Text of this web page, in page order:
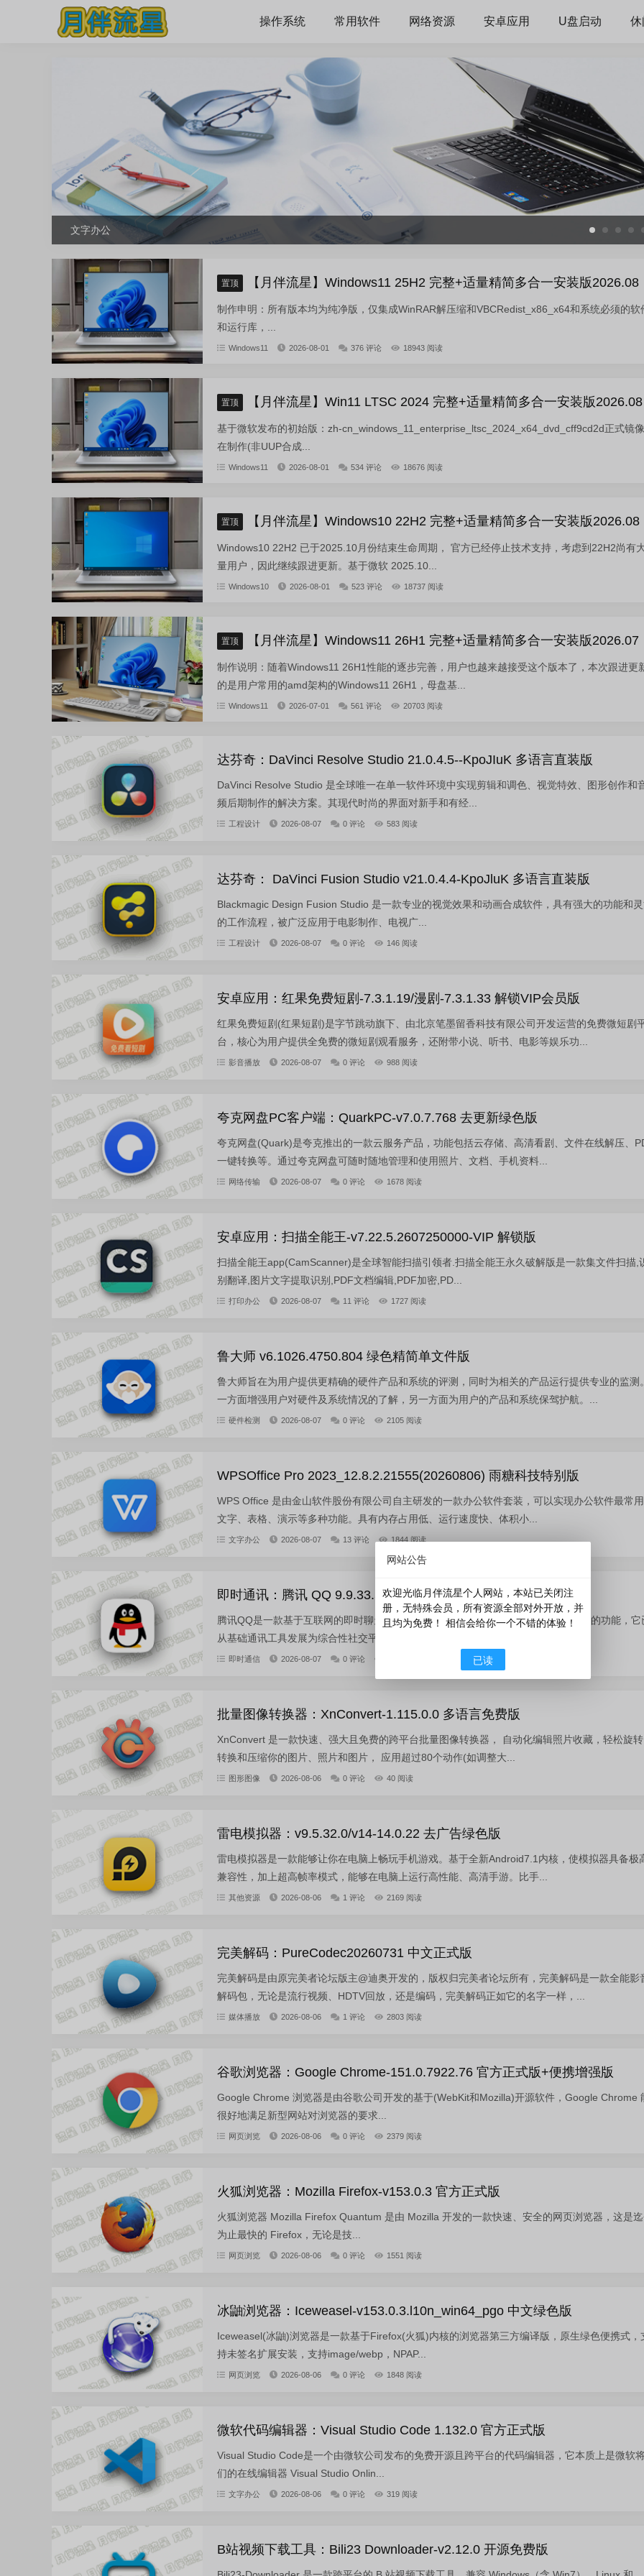
操作系统 常用软件 网络资源 安卓应用 U盘启动 休
文字办公
置顶 【月伴流星】Windows11 25H2 完整+适量精简多合一安装版2026.08
制作申明：所有版本均为纯净版，仅集成WinRAR解压缩和VBCRedist_x86_x64和系统必须的软
和运行库，...
Windows11 2026-08-01 376 评论 18943 阅读
置顶 【月伴流星】Win11 LTSC 2024 完整+适量精简多合一安装版2026.08
基于微软发布的初始版：zh-cn_windows_11_enterprise_ltsc_2024_x64_dvd_cff9cd2d正式镜
在制作(非UUP合成...
Windows11 2026-08-01 534 评论 18676 阅读
置顶 【月伴流星】Windows10 22H2 完整+适量精简多合一安装版2026.08
Windows10 22H2 已于2025.10月份结束生命周期， 官方已经停止技术支持，考虑到22H2尚有
量用户，因此继续跟进更新。基于微软 2025.10...
Windows10 2026-08-01 523 评论 18737 阅读
置顶 【月伴流星】Windows11 26H1 完整+适量精简多合一安装版2026.07
制作说明：随着Windows11 26H1性能的逐步完善，用户也越来越接受这个版本了，本次跟进更
的是用户常用的amd架构的Windows11 26H1，母盘基...
Windows11 2026-07-01 561 评论 20703 阅读
达芬奇：DaVinci Resolve Studio 21.0.4.5--KpoJIuK 多语言直装版
DaVinci Resolve Studio 是全球唯一在单一软件环境中实现剪辑和调色、视觉特效、图形创作和
频后期制作的解决方案。其现代时尚的界面对新手和有经...
工程设计 2026-08-07 0 评论 583 阅读
达芬奇： DaVinci Fusion Studio v21.0.4.4-KpoJluK 多语言直装版
Blackmagic Design Fusion Studio 是一款专业的视觉效果和动画合成软件，具有强大的功能和
的工作流程，被广泛应用于电影制作、电视广...
工程设计 2026-08-07 0 评论 146 阅读
安卓应用：红果免费短剧-7.3.1.19/漫剧-7.3.1.33 解锁VIP会员版
红果免费短剧(红果短剧)是字节跳动旗下、由北京笔墨留香科技有限公司开发运营的免费微短剧
台，核心为用户提供全免费的微短剧观看服务，还附带小说、听书、电影等娱乐功...
影音播放 2026-08-07 0 评论 988 阅读
夸克网盘PC客户端：QuarkPC-v7.0.7.768 去更新绿色版
夸克网盘(Quark)是夸克推出的一款云服务产品，功能包括云存储、高清看剧、文件在线解压、
一键转换等。通过夸克网盘可随时随地管理和使用照片、文档、手机资料...
网络传输 2026-08-07 0 评论 1678 阅读
安卓应用：扫描全能王-v7.22.5.2607250000-VIP 解锁版
扫描全能王app(CamScanner)是全球智能扫描引领者.扫描全能王永久破解版是一款集文件扫描,
别翻译,图片文字提取识别,PDF文档编辑,PDF加密,PD...
打印办公 2026-08-07 11 评论 1727 阅读
鲁大师 v6.1026.4750.804 绿色精简单文件版
鲁大师旨在为用户提供更精确的硬件产品和系统的评测，同时为相关的产品运行提供专业的监测
一方面增强用户对硬件及系统情况的了解，另一方面为用户的产品和系统保驾护航。...
硬件检测 2026-08-07 0 评论 2105 阅读
WPSOffice Pro 2023_12.8.2.21555(20260806) 雨糖科技特别版
WPS Office 是由金山软件股份有限公司自主研发的一款办公软件套装，可以实现办公软件最常
文字、表格、演示等多种功能。具有内存占用低、运行速度快、体积小...
文字办公 2026-08-07 13 评论 1844 阅读
即时通讯：腾讯 QQ 9.9.33.52074 官方正式版
腾讯QQ是一款基于互联网的即时聊天软件，除了实现即时通讯，QQ还具备许多强大的功能，它
从基础通讯工具发展为综合性社交平台，集成群聊、QQ 空间、个性装扮等功能...
即时通信 2026-08-07 0 评论
批量图像转换器：XnConvert-1.115.0.0 多语言免费版
XnConvert 是一款快速、强大且免费的跨平台批量图像转换器， 自动化编辑照片收藏，轻松旋
转换和压缩你的图片、照片和图片， 应用超过80个动作(如调整大...
图形图像 2026-08-06 0 评论 40 阅读
雷电模拟器：v9.5.32.0/v14-14.0.22 去广告绿色版
雷电模拟器是一款能够让你在电脑上畅玩手机游戏。基于全新Android7.1内核，使模拟器具备极
兼容性，加上超高帧率模式，能够在电脑上运行高性能、高清手游。比手...
其他资源 2026-08-06 1 评论 2169 阅读
完美解码：PureCodec20260731 中文正式版
完美解码是由原完美者论坛版主@迪奥开发的，版权归完美者论坛所有，完美解码是一款全能影
解码包，无论是流行视频、HDTV回放，还是编码，完美解码正如它的名字一样，...
媒体播放 2026-08-06 1 评论 2803 阅读
谷歌浏览器：Google Chrome-151.0.7922.76 官方正式版+便携增强版
Google Chrome 浏览器是由谷歌公司开发的基于(WebKit和Mozilla)开源软件，Google Chrome
很好地满足新型网站对浏览器的要求...
网页浏览 2026-08-06 0 评论 2379 阅读
火狐浏览器：Mozilla Firefox-v153.0.3 官方正式版
火狐浏览器 Mozilla Firefox Quantum 是由 Mozilla 开发的一款快速、安全的网页浏览器，这是
为止最快的 Firefox，无论是技...
网页浏览 2026-08-06 0 评论 1551 阅读
冰鼬浏览器：Iceweasel-v153.0.3.l10n_win64_pgo 中文绿色版
Iceweasel(冰鼬)浏览器是一款基于Firefox(火狐)内核的浏览器第三方编译版，原生绿色便携式，
持未签名扩展安装，支持image/webp，NPAP...
网页浏览 2026-08-06 0 评论 1848 阅读
微软代码编辑器：Visual Studio Code 1.132.0 官方正式版
Visual Studio Code是一个由微软公司发布的免费开源且跨平台的代码编辑器，它本质上是微软
们的在线编辑器 Visual Studio Onlin...
文字办公 2026-08-06 0 评论 319 阅读
B站视频下载工具：Bili23 Downloader-v2.12.0 开源免费版
网站公告
欢迎光临月伴流星个人网站，本站已关闭注
册，无特殊会员，所有资源全部对外开放，并
且均为免费！ 相信会给你一个不错的体验！
已读